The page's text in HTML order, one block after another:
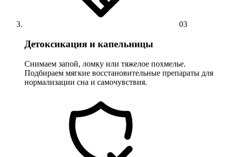
03
Детоксикация и капельницы
Снимаем запой, ломку или тяжелое похмелье.
Подбираем мягкие восстановительные препараты для
нормализации сна и самочувствия.